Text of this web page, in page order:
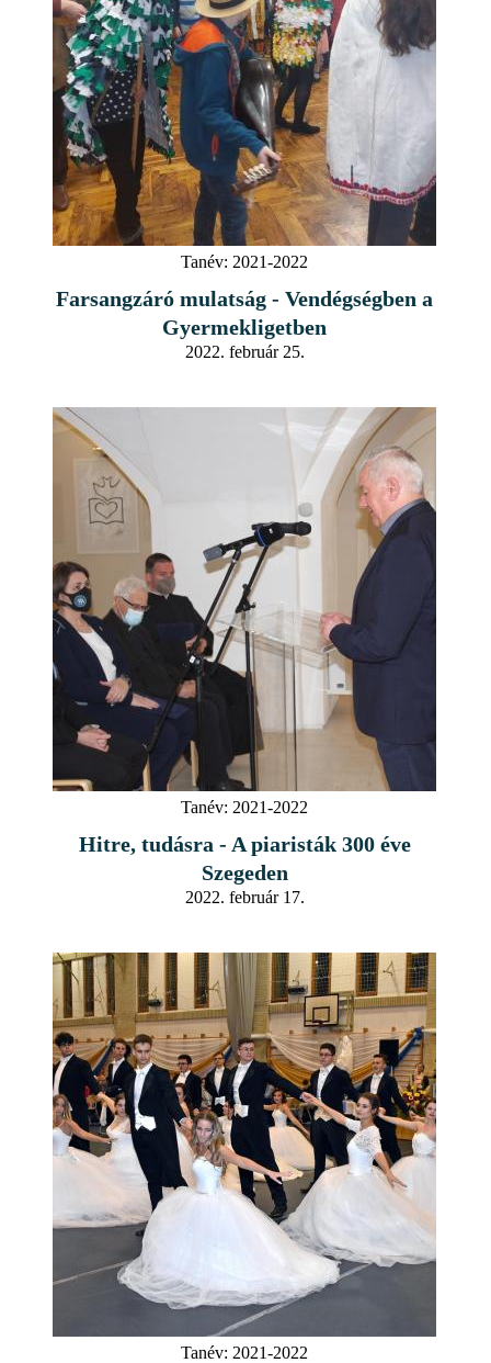
Tanév: 2021-2022
Farsangzáró mulatság - Vendégségben a
Gyermekligetben
2022. február 25.
Tanév: 2021-2022
Hitre, tudásra - A piaristák 300 éve
Szegeden
2022. február 17.
Tanév: 2021-2022